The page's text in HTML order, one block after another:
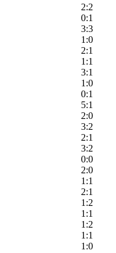
2:2
0:1
3:3
1:0
2:1
1:1
3:1
1:0
0:1
5:1
2:0
3:2
2:1
3:2
0:0
2:0
1:1
2:1
1:2
1:1
1:2
1:1
1:0